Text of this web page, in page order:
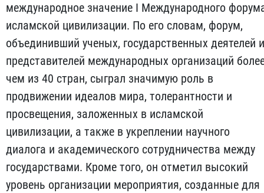
международное значение I Международного
исламской цивилизации. По его словам, форум,
объединивший ученых, государственных деятелей и
представителей международных организаций
чем из 40 стран, сыграл значимую роль в
продвижении идеалов мира, толерантности и
просвещения, заложенных в исламской
цивилизации, а также в укреплении научного
диалога и академического сотрудничества между
государствами. Кроме того, он отметил высокий
уровень организации мероприятия, созданные для